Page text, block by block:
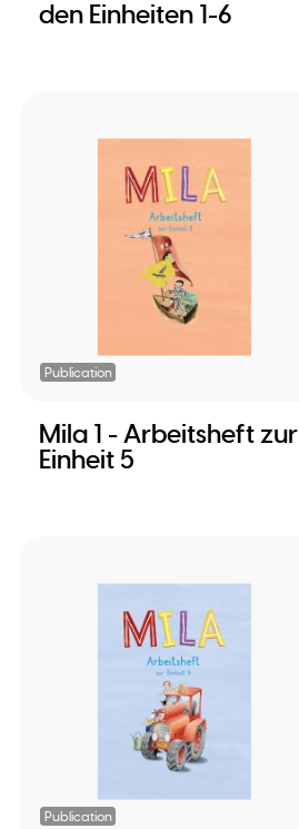
den Einheiten 1-6
Publication
Mila 1 - Arbeitsheft zur
Einheit 5
Publication